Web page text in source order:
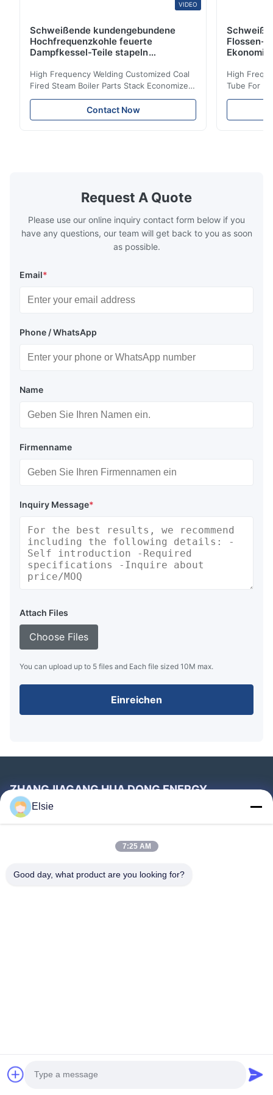
VIDEO
Schweißende kundengebundene
Hochfrequenzkohle feuerte
Dampfkessel-Teile stapeln
High Frequency Welding Customized Coal
Fired Steam Boiler Parts Stack Economizer
Coil Boiler economizer Boiler Economizer is
the energy improving device that helps to
reduce the cost of operation by saving the
boilers is generally in the temperature
range of 200°C – 250°C, so there
Contact Now
Flossen-
High
Tube For
reduce the
Request A Quote
Please use our online inquiry contact form below if you
have any questions, our team will get back to you as soon
as possible.
Email*
Phone / WhatsApp
Name
Firmenname
Inquiry Message*
Attach Files
Choose Files
You can upload up to 5 files and Each file sized 10M max.
Einreichen
ZHANGJIAGANG HUA DONG ENERGY
TECHNOLOGY CO.,LTD
hdb@boilerfabrication.cn
Elsie
7:25 AM
Good day, what product are you looking for?